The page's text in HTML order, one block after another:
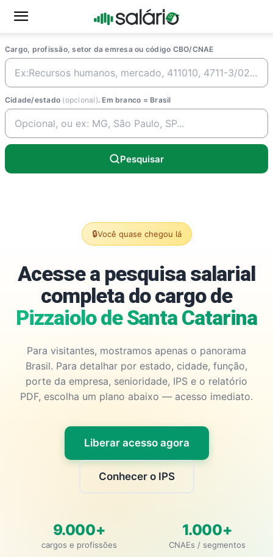
Cargo, profissão, setor da emresa ou código CBO/CNAE
Cidade/estado (opcional). Em branco = Brasil
Pesquisar
🔒Você quase chegou lá
Acesse a pesquisa salarial
completa do cargo de
Pizzaiolo de Santa Catarina
Para visitantes, mostramos apenas o panorama
Brasil. Para detalhar por estado, cidade, função,
porte da empresa, senioridade, IPS e o relatório
PDF, escolha um plano abaixo — acesso imediato.
Liberar acesso agora
Conhecer o IPS
9.000+
cargos e profissões
1.000+
CNAEs / segmentos